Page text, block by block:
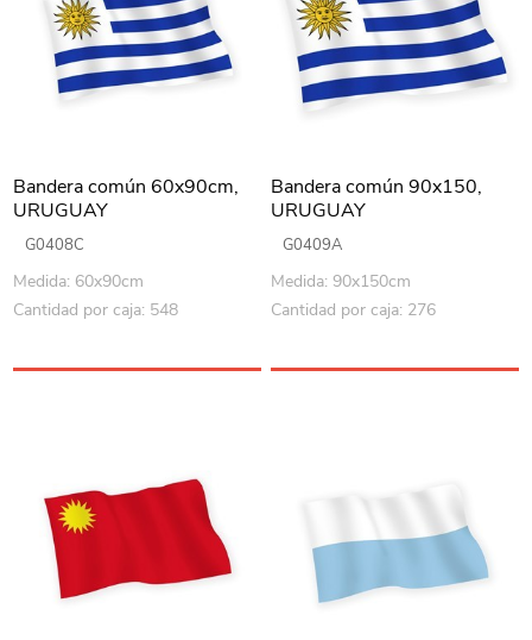
Bandera común 60x90cm,
URUGUAY
G0408C
Medida: 60x90cm
Cantidad por caja: 548
Bandera común 90x150,
URUGUAY
G0409A
Medida: 90x150cm
Cantidad por caja: 276